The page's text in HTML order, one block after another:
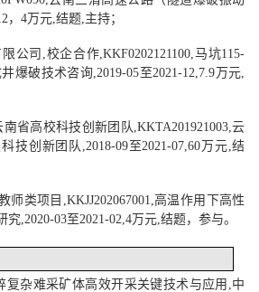
， 4万元,结题,主持；
公司 ,校企合作,KKF0202121100,马坑115-
爆破技术咨询,2019-05至2021-12,7.9 万元,
南省高校科技创新团队,KKTA201921003,云
技创新团队 ,2018-09至2021-07,60 万元,结
师类项目 ,KKJJ202067001,高温作用下高性
究,2020-03至2021-02,4万元,结题， 参与。
复杂难采矿体高效开采关键技术与应用 中